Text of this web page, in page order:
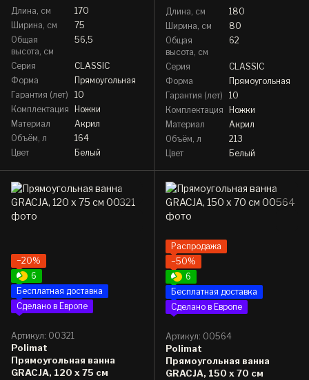
Длина, см
170
Ширина, см
75
Общая
высота, см
56,5
Серия
CLASSIC
Форма
Прямоугольная
Гарантия (лет)
10
Комплектация
Ножки
Материал
Акрил
Объём, л
164
Цвет
Белый
Длина, см
180
Ширина, см
80
Общая
высота, см
62
Серия
CLASSIC
Форма
Прямоугольная
Гарантия (лет)
10
Комплектация
Ножки
Материал
Акрил
Объём, л
213
Цвет
Белый
−20%
6
Бесплатная доставка
Сделано в Европе
Артикул: 00321
Polimat
Прямоугольная ванна
GRACJA, 120 x 75 см
Распродажа
−50%
6
Бесплатная доставка
Сделано в Европе
Артикул: 00564
Polimat
Прямоугольная ванна
GRACJA, 150 x 70 см